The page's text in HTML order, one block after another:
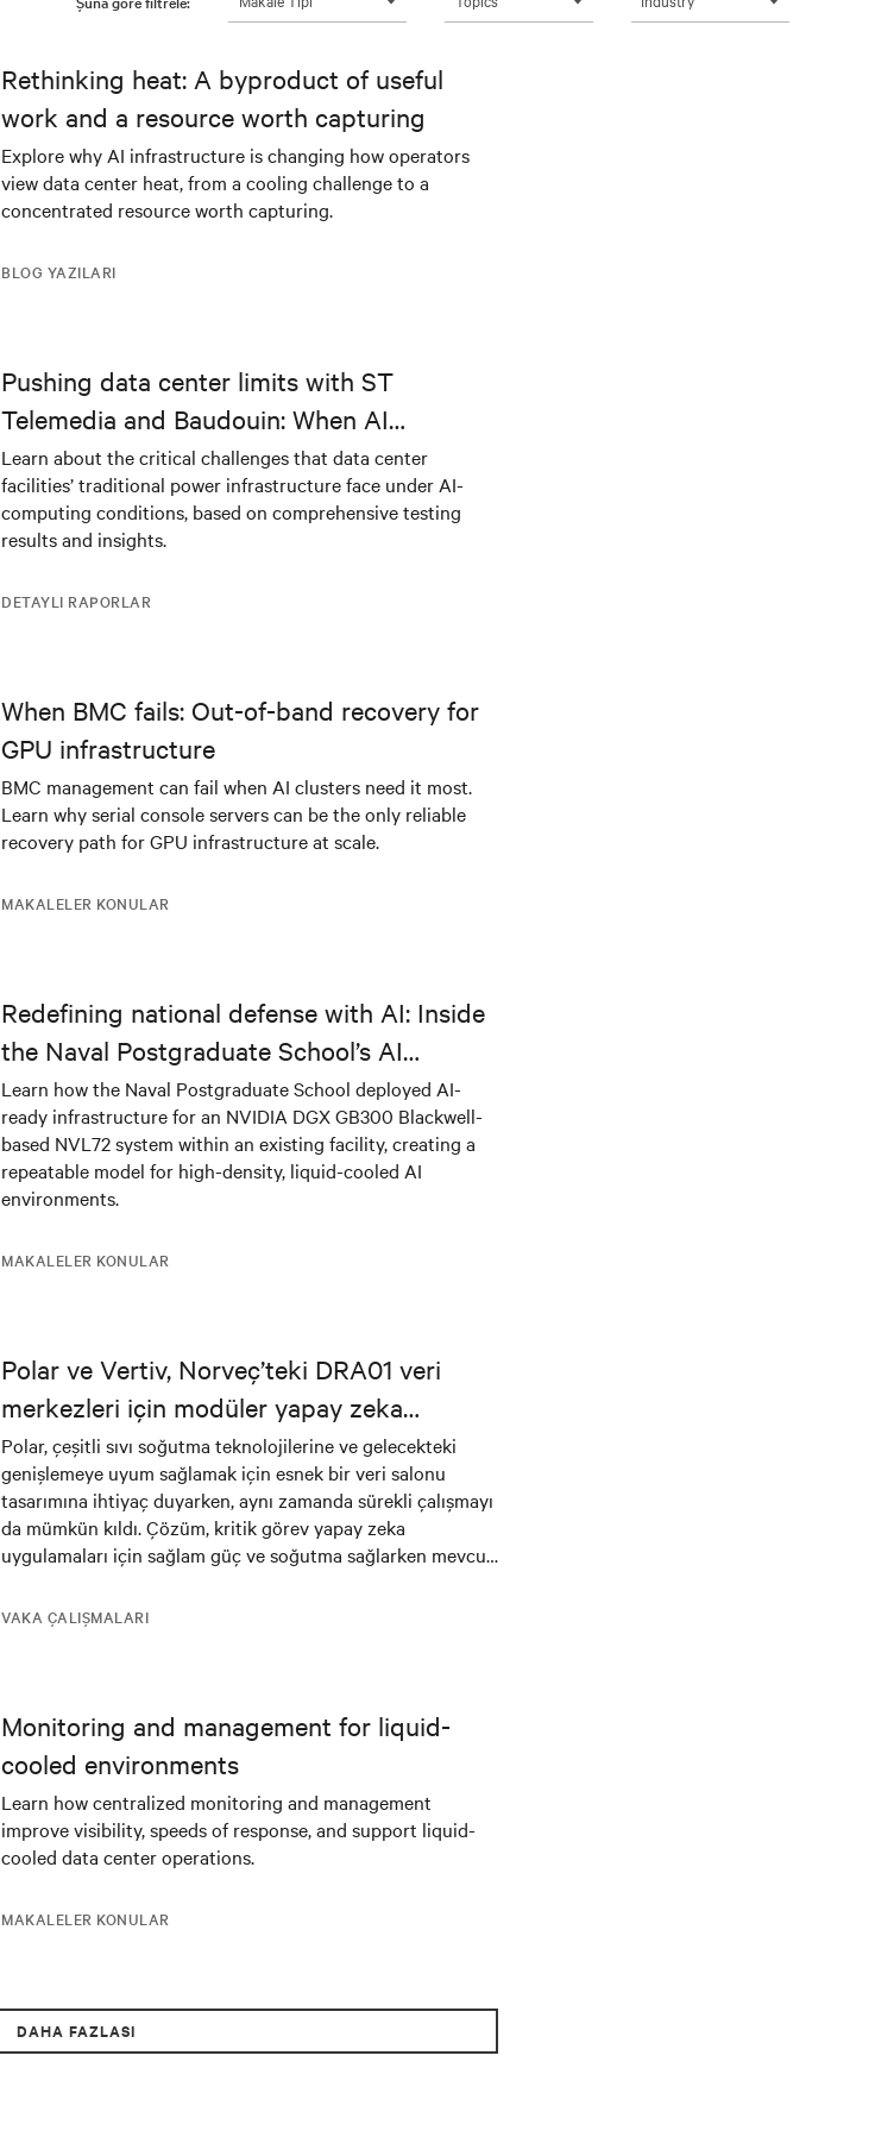
BLOG YAZILARI
Rethinking heat: A byproduct of useful
work and a resource worth capturing
Explore why AI infrastructure is changing how operators
view data center heat, from a cooling challenge to a
concentrated resource worth capturing.
DETAYLI RAPORLAR
Pushing data center limits with ST
Telemedia and Baudouin: When AI
workloads meet outdated critical power
infrastructure
Learn about the critical challenges that data center
facilities’ traditional power infrastructure face under AI-
computing conditions, based on comprehensive testing
results and insights.
MAKALELER KONULAR
When BMC fails: Out-of-band recovery for
GPU infrastructure
BMC management can fail when AI clusters need it most.
Learn why serial console servers can be the only reliable
recovery path for GPU infrastructure at scale.
MAKALELER KONULAR
Redefining national defense with AI: Inside
the Naval Postgraduate School’s AI
infrastructure deployment
Learn how the Naval Postgraduate School deployed AI-
ready infrastructure for an NVIDIA DGX GB300 Blackwell-
based NVL72 system within an existing facility, creating a
repeatable model for high-density, liquid-cooled AI
environments.
VAKA ÇALIŞMALARI
Polar ve Vertiv, Norveç’teki DRA01 veri
merkezleri için modüler yapay zeka
çözümüyle inovasyonu destekliyor
Polar, çeşitli sıvı soğutma teknolojilerine ve gelecekteki
genişlemeye uyum sağlamak için esnek bir veri salonu
tasarımına ihtiyaç duyarken, aynı zamanda sürekli çalışmayı
da mümkün kıldı. Çözüm, kritik görev yapay zeka
uygulamaları için sağlam güç ve soğutma sağlarken mevcut
zorundaydı.
MAKALELER KONULAR
Monitoring and management for liquid-
cooled environments
Learn how centralized monitoring and management
improve visibility, speeds of response, and support liquid-
cooled data center operations.
DAHA FAZLASI